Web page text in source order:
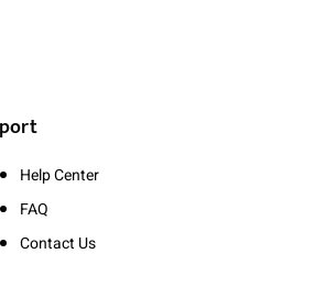
Help Center
FAQ
Contact Us